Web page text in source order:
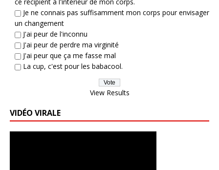
Je ne connais pas suffisamment mon corps pour envisager
un changement
J'ai peur de l'inconnu
J'ai peur de perdre ma virginité
J'ai peur que ça me fasse mal
La cup, c'est pour les babacool.
View Results
VIDÉO VIRALE